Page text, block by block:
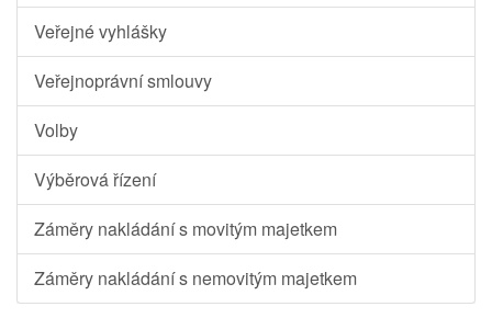
Veřejné vyhlášky
Veřejnoprávní smlouvy
Volby
Výběrová řízení
Záměry nakládání s movitým majetkem
Záměry nakládání s nemovitým majetkem